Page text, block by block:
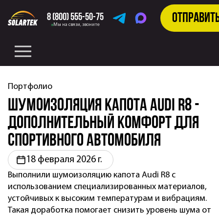
8 (800) 555-50-75
Мы на связи, звоните Telegramm
MAX
Портфолио
Шумоизоляция капота Audi R8 -
дополнительный комфорт для
спортивного автомобиля
18 февраля 2026 г.
Выполнили шумоизоляцию капота Audi R8 с
использованием специализированных материалов,
устойчивых к высоким температурам и вибрациям.
Такая доработка помогает снизить уровень шума от